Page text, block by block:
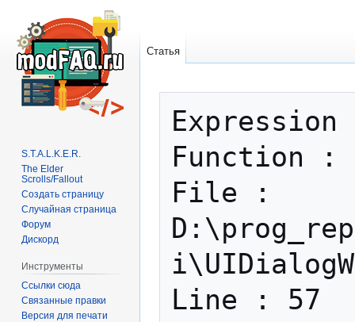
навигации
поиску
Expression
Function :
File :
Line : 57
Статья
S.T.A.L.K.E.R.
The Elder
Scrolls/Fallout
Создать страницу
Случайная страница
Форум
Дискорд
Инструменты
Ссылки сюда
Связанные правки
Версия для печати